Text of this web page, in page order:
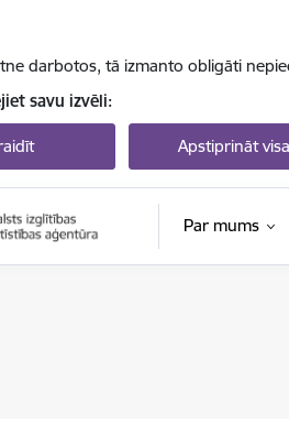
darbotos, tā izmanto obligāti
savu izvēli:
Apstiprināt
Par mums